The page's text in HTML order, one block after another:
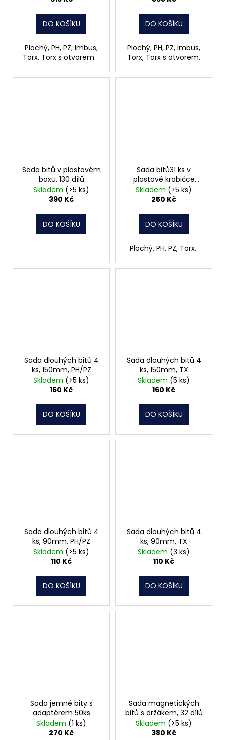
DO KOŠÍKU
Plochý, PH, PZ, Imbus,
Torx, Torx s otvorem.
DO KOŠÍKU
Plochý, PH, PZ, Imbus,
Torx, Torx s otvorem.
Sada bitů v plastovém
boxu, 130 dílů
Skladem (>5 ks)
390 Kč
DO KOŠÍKU
Sada bitů31 ks v
plastové krabičce
Makita D-30667
Skladem (>5 ks)
250 Kč
DO KOŠÍKU
Plochý, PH, PZ, Torx,
Sada dlouhých bitů 4
ks, 150mm, PH/PZ
Skladem (>5 ks)
160 Kč
DO KOŠÍKU
Sada dlouhých bitů 4
ks, 150mm, TX
Skladem (5 ks)
160 Kč
DO KOŠÍKU
Sada dlouhých bitů 4
ks, 90mm, PH/PZ
Skladem (>5 ks)
110 Kč
DO KOŠÍKU
Sada dlouhých bitů 4
ks, 90mm, TX
Skladem (3 ks)
110 Kč
DO KOŠÍKU
Sada jemné bity s
adaptérem 50ks
Skladem (1 ks)
270 Kč
Sada magnetických
bitů s držákem, 32 dílů
Skladem (>5 ks)
380 Kč